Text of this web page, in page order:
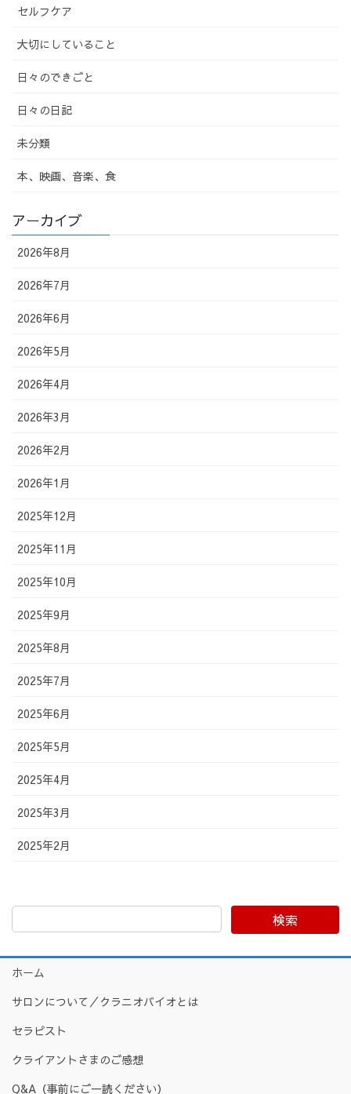
セルフケア
大切にしていること
日々のできごと
日々の日記
未分類
本、映画、音楽、食
アーカイブ
2026年8月
2026年7月
2026年6月
2026年5月
2026年4月
2026年3月
2026年2月
2026年1月
2025年12月
2025年11月
2025年10月
2025年9月
2025年8月
2025年7月
2025年6月
2025年5月
2025年4月
2025年3月
2025年2月
検索
ホーム
サロンについて／クラニオバイオとは
セラピスト
クライアントさまのご感想
Q&A（事前にご一読ください）